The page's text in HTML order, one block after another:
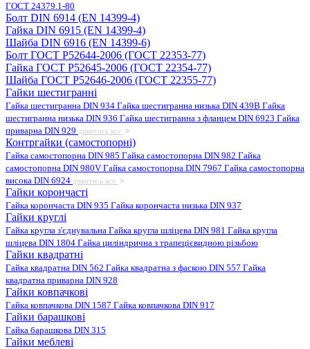
ГОСТ 24379.1-80
Болт DIN 6914 (EN 14399-4)
Гайка DIN 6915 (EN 14399-4)
Шайба DIN 6916 (EN 14399-6)
Болт ГОСТ Р52644-2006 (ГОСТ 22353-77)
Гайка ГОСТ Р52645-2006 (ГОСТ 22354-77)
Шайба ГОСТ Р52646-2006 (ГОСТ 22355-77)
Гайки шестигранні
Гайка шестигранна DIN 934 Гайка шестигранна низька DIN 439B Гайка
шестигранна низька DIN 936 Гайка шестигранна з фланцем DIN 6923 Гайка
приварна DIN 929 дивитись все
Контргайки (самостопорні)
Гайка самостопорна DIN 985 Гайка самостопорна DIN 982 Гайка
самостопорна DIN 980V Гайка самостопорна DIN 7967 Гайка самостопорна
висока DIN 6924 дивитись все
Гайки корончасті
Гайка корончаста DIN 935 Гайка корончаста низька DIN 937
Гайки круглі
Гайка кругла з'єднувальна Гайка кругла шліцева DIN 981 Гайка кругла
шліцева DIN 1804 Гайка циліндрична з трапецієвидною різьбою
Гайки квадратні
Гайка квадратна DIN 562 Гайка квадратна з фаскою DIN 557 Гайка
квадратна приварна DIN 928
Гайки ковпачкові
Гайка ковпачкова DIN 1587 Гайка ковпачкова DIN 917
Гайки барашкові
Гайка барашкова DIN 315
Гайки меблеві